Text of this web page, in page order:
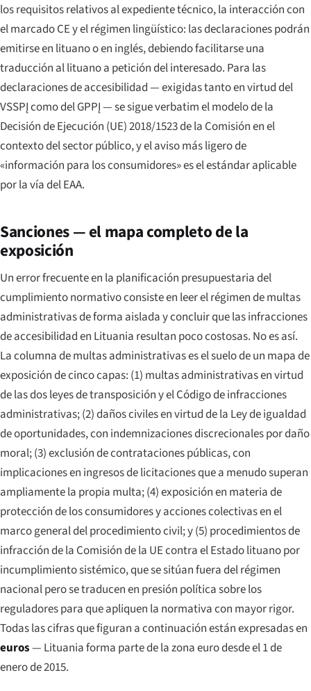
los requisitos relativos al expediente técnico, la interacción con
el marcado CE y el régimen lingüístico: las declaraciones podrán
emitirse en lituano o en inglés, debiendo facilitarse una
traducción al lituano a petición del interesado. Para las
declaraciones de accesibilidad — exigidas tanto en virtud del
VSSPĮ como del GPPĮ — se sigue verbatim el modelo de la
Decisión de Ejecución (UE) 2018/1523 de la Comisión en el
contexto del sector público, y el aviso más ligero de
«información para los consumidores» es el estándar aplicable
por la vía del EAA.
Sanciones — el mapa completo de la
exposición
Un error frecuente en la planificación presupuestaria del
cumplimiento normativo consiste en leer el régimen de multas
administrativas de forma aislada y concluir que las infracciones
de accesibilidad en Lituania resultan poco costosas. No es así.
La columna de multas administrativas es el suelo de un mapa de
exposición de cinco capas: (1) multas administrativas en virtud
de las dos leyes de transposición y el Código de infracciones
administrativas; (2) daños civiles en virtud de la Ley de igualdad
de oportunidades, con indemnizaciones discrecionales por daño
moral; (3) exclusión de contrataciones públicas, con
implicaciones en ingresos de licitaciones que a menudo superan
ampliamente la propia multa; (4) exposición en materia de
protección de los consumidores y acciones colectivas en el
marco general del procedimiento civil; y (5) procedimientos de
infracción de la Comisión de la UE contra el Estado lituano por
incumplimiento sistémico, que se sitúan fuera del régimen
nacional pero se traducen en presión política sobre los
reguladores para que apliquen la normativa con mayor rigor.
Todas las cifras que figuran a continuación están expresadas en
euros— Lituania forma parte de la zona euro desde el 1 de
enero de 2015.